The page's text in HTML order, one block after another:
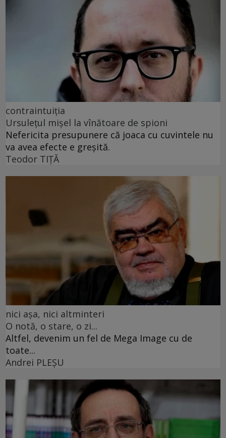
contraintuiția
Ursulețul mișel la vînătoare de spioni
Nefericita presupunere că joaca cu cuvintele nu
va avea efecte e greșită.
Teodor TIŢĂ
nici așa, nici altminteri
O notă, o stare, o zi...
Altfel, devenim un fel de Mega Image cu de
toate...
Andrei PLEŞU